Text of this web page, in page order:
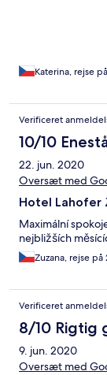
Katerina, rejse
Verificeret
10/10
22. jun. 2020
Oversæt med
Hotel Lahofer
Maximální
nejbližších
Zuzana, rejse
Verificeret
8/10 Rigtig
9. jun. 2020
Oversæt med